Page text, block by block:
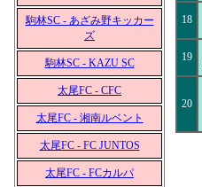
駒林SC - あざみ野キッカー
ズ
駒林SC - KAZU SC
太尾FC - CFC
太尾FC - 湘南ルベント
太尾FC - FC JUNTOS
太尾FC - FCカルパ
18
19
20